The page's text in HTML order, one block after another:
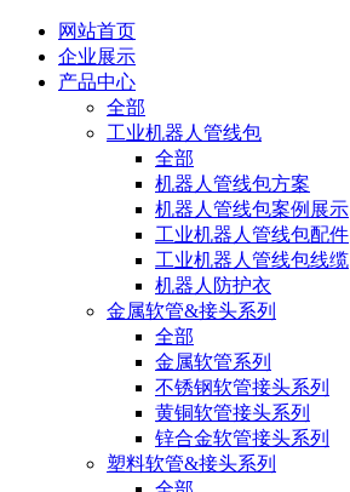
网站首页
企业展示
产品中心
全部
工业机器人管线包
全部
机器人管线包方案
机器人管线包案例展示
工业机器人管线包配件
工业机器人管线包线缆
机器人防护衣
金属软管&接头系列
全部
金属软管系列
不锈钢软管接头系列
黄铜软管接头系列
锌合金软管接头系列
塑料软管&接头系列